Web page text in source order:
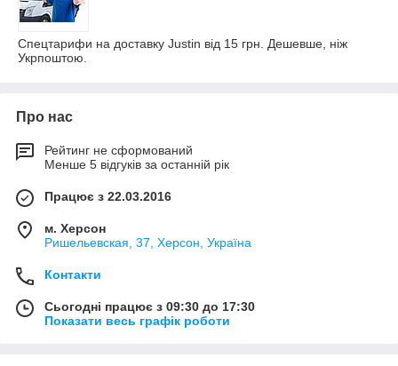
Спецтарифи на доставку Justin від 15 грн. Дешевше, ніж
Укрпоштою.
Про нас
Рейтинг не сформований
Менше 5 відгуків за останній рік
Працює з 22.03.2016
м. Херсон
Ришельевская, 37, Херсон, Україна
Контакти
Сьогодні працює з 09:30 до 17:30
Показати весь графік роботи